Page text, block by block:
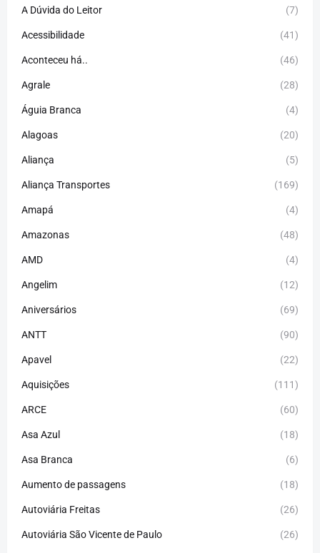
A Dúvida do Leitor (7)
Acessibilidade (41)
Aconteceu há.. (46)
Agrale (28)
Águia Branca (4)
Alagoas (20)
Aliança (5)
Aliança Transportes (169)
Amapá (4)
Amazonas (48)
AMD (4)
Angelim (12)
Aniversários (69)
ANTT (90)
Apavel (22)
Aquisições (111)
ARCE (60)
Asa Azul (18)
Asa Branca (6)
Aumento de passagens (18)
Autoviária Freitas (26)
Autoviária São Vicente de Paulo (26)